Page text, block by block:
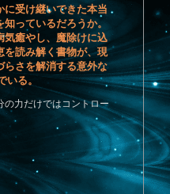
に受け継いできた本当
知っているだろうか。
気癒やし、魔除けに込
を読み解く書物が、現
らさを解消する意外な
る。
力だけではコントロー